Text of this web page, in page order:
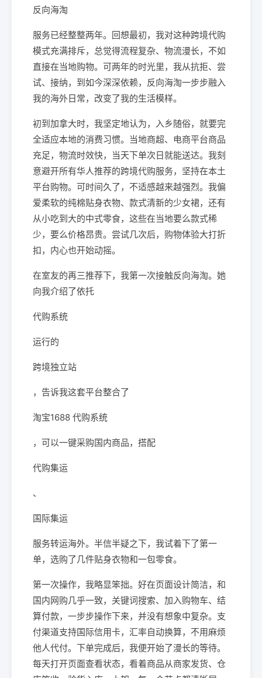
反向海淘
服务已经整整两年。回想最初，我对这种跨境代购
模式充满排斥，总觉得流程复杂、物流漫长，不如
直接在当地购物。可两年的时光里，我从抗拒、尝
试、接纳，到如今深深依赖，反向海淘一步步融入
我的海外日常，改变了我的生活模样。
初到加拿大时，我坚定地认为，入乡随俗，就要完
全适应本地的消费习惯。当地商超、电商平台商品
充足，物流时效快，当天下单次日就能送达。我刻
意避开所有华人推荐的跨境代购服务，坚持在本土
平台购物。可时间久了，不适感越来越强烈。我偏
爱柔软的纯棉贴身衣物、款式清新的少女裙，还有
从小吃到大的中式零食，这些在当地要么款式稀
少，要么价格昂贵。尝试几次后，购物体验大打折
扣，内心也开始动摇。
在室友的再三推荐下，我第一次接触反向海淘。她
向我介绍了依托
代购系统
运行的
跨境独立站
，告诉我这套平台整合了
淘宝1688 代购系统
，可以一键采购国内商品，搭配
代购集运
、
国际集运
服务转运海外。半信半疑之下，我试着下了第一
单，选购了几件贴身衣物和一包零食。
第一次操作，我略显笨拙。好在页面设计简洁，和
国内网购几乎一致，关键词搜索、加入购物车、结
算付款，一步步操作下来，并没有想象中复杂。支
付渠道支持国际信用卡，汇率自动换算，不用麻烦
他人代付。下单完成后，我便开始了漫长的等待。
每天打开页面查看状态，看着商品从商家发货、仓